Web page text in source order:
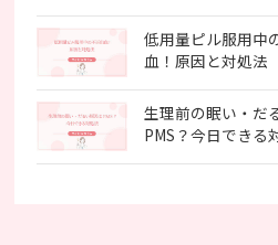
低用量ピル服用中
血！原因と対処法
生理前の眠い・だ
PMS？今日できる